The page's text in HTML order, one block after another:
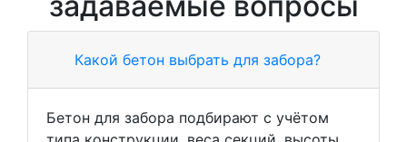
Какой бетон выбрать для забора?
Бетон для забора подбирают с учётом